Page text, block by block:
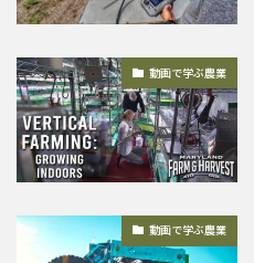
動画で学ぶ農業
動画で学ぶ農業